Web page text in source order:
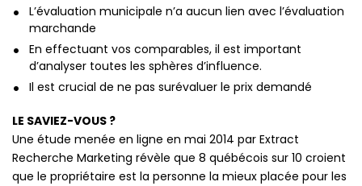
L’évaluation municipale n’a aucun lien avec l’évaluation
marchande
En effectuant vos comparables, il est important
d’analyser toutes les sphères d’influence.
Il est crucial de ne pas surévaluer le prix demandé
LE SAVIEZ-VOUS ?
Une étude menée en ligne en mai 2014 par Extract
Recherche Marketing révèle que 8 québécois sur 10 croient
que le propriétaire est la personne la mieux placée pour les